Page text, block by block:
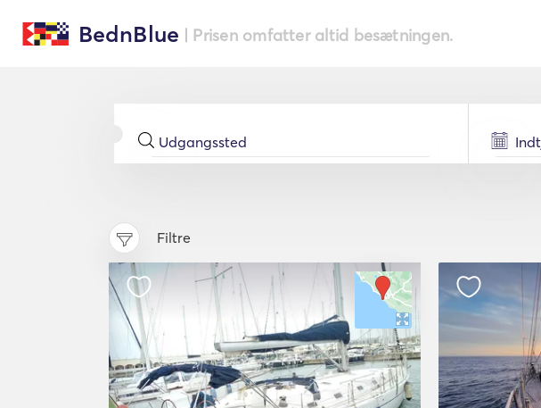
BednBlue | Prisen omfatter altid besætningen.
Filtre